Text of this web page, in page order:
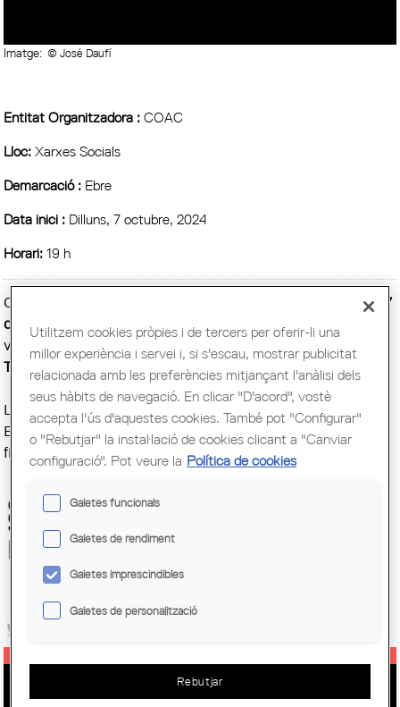
Imatge: © José Daufí
Entitat Organitzadora :COAC
Lloc:Xarxes Socials
Demarcació : Ebre
Data inici : Dilluns, 7 octubre, 2024
Horari:19 h
Coincidint amb el Dia Mundial de l'Arquitectura, el proper
7
d’octubre a les 19.00 h , es farà la presentació
virtual “
Agustí Bartlett, l’arquitecte que va modernitzar
Tortosa
”.
La presentació es farà a través de les xarxes socials.
Emmarcada en l'
Any Bartlett
, posarà llum sobre la seva
figura, la seva obra i la seva influència a la nostra ciutat.
ARQUIVOLTA_EBRE: REFER L’ESPAI
Utilitzem cookies pròpies i de tercers per oferir-li una
millor experiència i servei i, si s'escau, mostrar publicitat
relacionada amb les preferències mitjançant l'anàlisi dels
seus hàbits de navegació. En clicar "D'acord", vostè
accepta l'ús d'aquestes cookies. També pot "Configurar"
o "Rebutjar" la instal·lació de cookies clicant a "Canviar
configuració". Pot veure la Política de cookies
Galetes funcionals
Galetes de rendiment
Galetes imprescindibles
Galetes de personalització
Rebutjar